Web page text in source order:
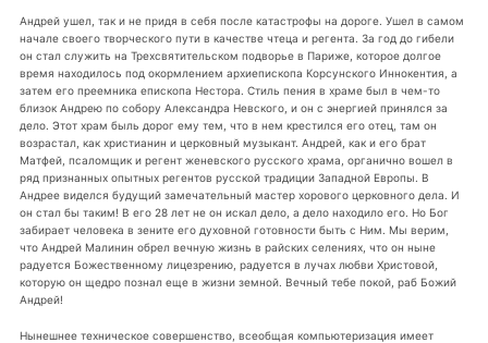
Андрей ушел, так и не придя в себя после катастрофы на дороге. Ушел в самом
начале своего творческого пути в качестве чтеца и регента. За год до гибели
он стал служить на Трехсвятительском подворье в Париже, которое долгое
время находилось под окормлением архиепископа Корсунского Иннокентия, а
затем его преемника епископа Нестора. Стиль пения в храме был в чем-то
близок Андрею по собору Александра Невского, и он с энергией принялся за
дело. Этот храм быль дорог ему тем, что в нем крестился его отец, там он
возрастал, как христианин и церковный музыкант. Андрей, как и его брат
Матфей, псаломщик и регент женевского русского храма, органично вошел в
ряд признанных опытных регентов русской традиции Западной Европы. В
Андрее виделся будущий замечательный мастер хорового церковного дела. И
он стал бы таким! В его 28 лет не он искал дело, а дело находило его. Но Бог
забирает человека в зените его духовной готовности быть с Ним. Мы верим,
что Андрей Малинин обрел вечную жизнь в райских селениях, что он ныне
радуется Божественному лицезрению, радуется в лучах любви Христовой,
которую он щедро познал еще в жизни земной. Вечный тебе покой, раб Божий
Андрей!
Нынешнее техническое совершенство, всеобщая компьютеризация имеет